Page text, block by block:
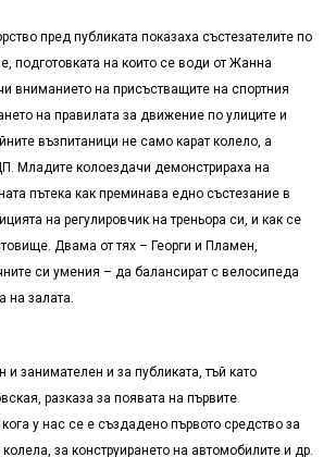
пред публиката показаха състезателите по
подготовката на които се води от Жанна
вниманието на присъстващите на спортния
на правилата за движение по улиците и
възпитаници не само карат колело, а
Младите колоездачи демонстрираха на
пътека как преминава едно състезание в
на регулировчик на треньора си, и как се
Двама от тях – Георги и Пламен,
си умения – да балансират с велосипеда
на залата.
и занимателен и за публиката, тъй като
разказа за появата на първите
у нас се е създадено първото средство за
за конструирането на автомобилите и др.